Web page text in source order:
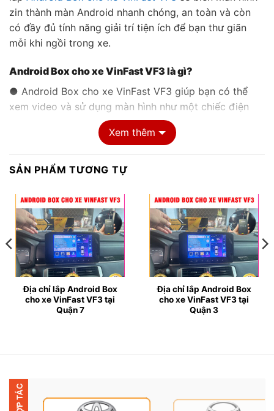
zin thành màn Android nhanh chóng, an toàn và còn
có đầy đủ tính năng giải trí tiện ích để bạn thư giãn
mỗi khi ngồi trong xe.
Android Box cho xe VinFast VF3 là gì?
● Android Box cho xe VinFast VF3 giúp bạn có thể
xem video và sử dụng màn hình như một chiếc điện
thoại Android ngay cả khi xe đang di chuyển.
đổi màn hình zin của xe VinFast VF3 thành màn hình
vời như xem Youtube, lướt web, nghe nhạc trực tuyến,
Facebook, tra cứu đường đi trên Google Maps,
Vietmap,…cùng nhiều tiện ích hỗ trợ lái xe an toàn
khác.
● Đặc biệt, thiết bị này còn không hề ảnh hưởng đến
hệ thống âm thanh, màn hình nguyên bản của xe.
Xem thêm
SẢN PHẨM TƯƠNG TỰ
Địa chỉ lắp Android Box
cho xe VinFast VF3 tại
Quận 7
Địa chỉ lắp Android Box
cho xe VinFast VF3 tại
Quận 3